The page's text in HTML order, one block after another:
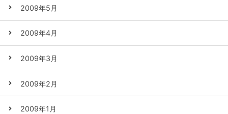
2009年5月
2009年4月
2009年3月
2009年2月
2009年1月